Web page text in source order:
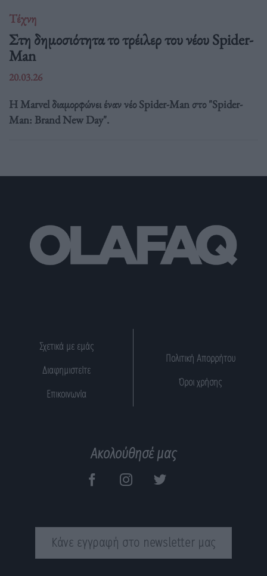
Τέχνη
Στη δημοσιότητα το τρέιλερ του νέου Spider-
Man
20.03.26
Η Marvel διαμορφώνει έναν νέο Spider-Man στο "Spider-
Man: Brand New Day".
Σχετικά με εμάς
Διαφημιστείτε
Επικοινωνία
Πολιτική Απορρήτου
Όροι χρήσης
Ακολούθησέ μας
Κάνε εγγραφή στο newsletter μας